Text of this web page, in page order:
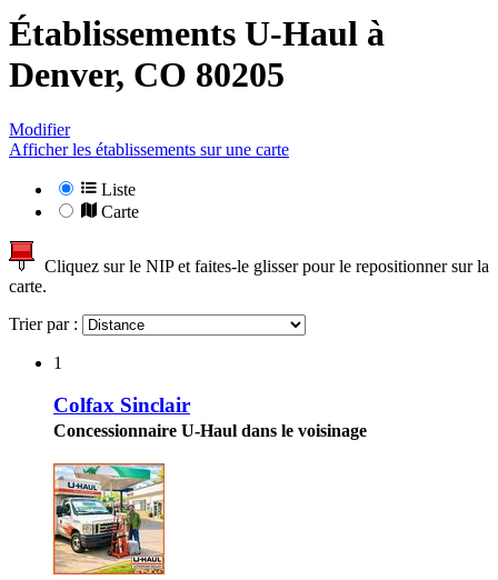
Établissements U-Haul à
Denver, CO 80205
Modifier
Afficher les établissements sur une carte
Liste
Carte
Cliquez sur le NIP et faites-le glisser pour le repositionner sur la
carte.
Trier par :
1
Colfax Sinclair
Concessionnaire U-Haul dans le voisinage